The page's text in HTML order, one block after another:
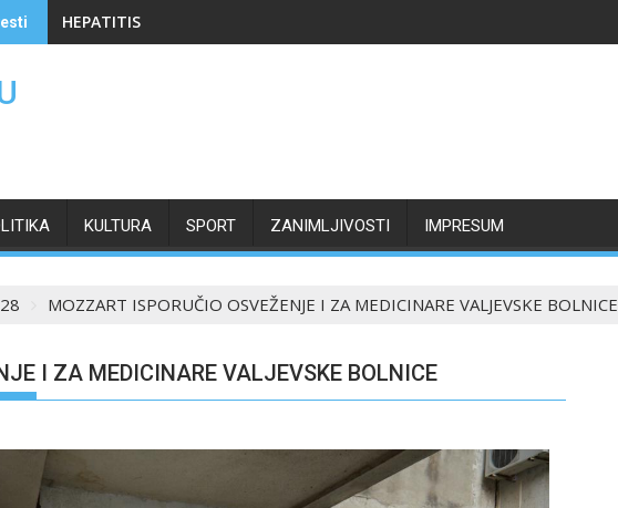
HEPATITIS
KULTURA SPORT ZANIMLJIVOSTI IMPRESUM
28 MOZZART ISPORUČIO OSVEŽENJE I ZA MEDICINARE VALJEVSKE BOLNICE
I ZA MEDICINARE VALJEVSKE BOLNICE